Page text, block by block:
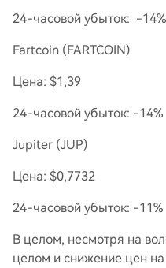
24-часовой убыток: -14%
Fartcoin (FARTCOIN)
Цена: $1,39
24-часовой убыток: -14%
Jupiter (JUP)
Цена: $0,7732
24-часовой убыток: -11%
В целом, несмотря на
целом и снижение цен